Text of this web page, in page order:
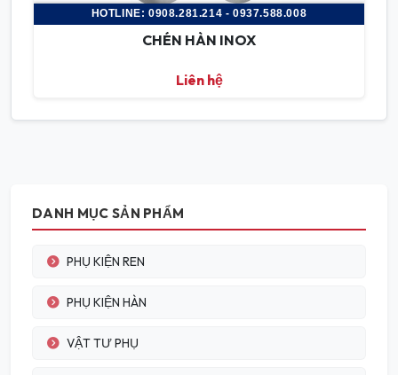
HOTLINE: 0908.281.214 - 0937.588.008
CHÉN HÀN INOX
Liên hệ
DANH MỤC SẢN PHẨM
PHỤ KIỆN REN
PHỤ KIỆN HÀN
VẬT TƯ PHỤ